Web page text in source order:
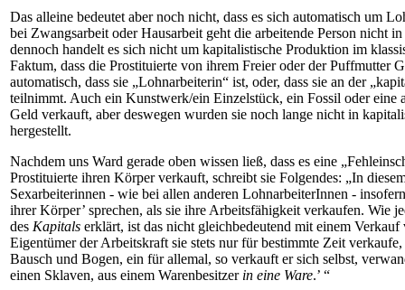
Das alleine bedeutet aber noch nicht, dass es sich automatisch um
bei Zwangsarbeit oder Hausarbeit geht die arbeitende Person nicht
dennoch handelt es sich nicht um kapitalistische Produktion im
Faktum, dass die Prostituierte von ihrem Freier oder der Puffmutter
automatisch, dass sie „Lohnarbeiterin“ ist, oder, dass sie an der
teilnimmt. Auch ein Kunstwerk/ein Einzelstück, ein Fossil oder eine
Geld verkauft, aber deswegen wurden sie noch lange nicht in
hergestellt.
Nachdem uns Ward gerade oben wissen ließ, dass es eine
Prostituierte ihren Körper verkauft, schreibt sie Folgendes: „In
Sexarbeiterinnen - wie bei allen anderen LohnarbeiterInnen -
ihrer Körper’ sprechen, als sie ihre Arbeitsfähigkeit verkaufen. Wie
des Kapitals erklärt, ist das nicht gleichbedeutend mit einem Verkauf
Eigentümer der Arbeitskraft sie stets nur für bestimmte Zeit
Bausch und Bogen, ein für allemal, so verkauft er sich selbst,
einen Sklaven, aus einem Warenbesitzer in eine Ware.’ “